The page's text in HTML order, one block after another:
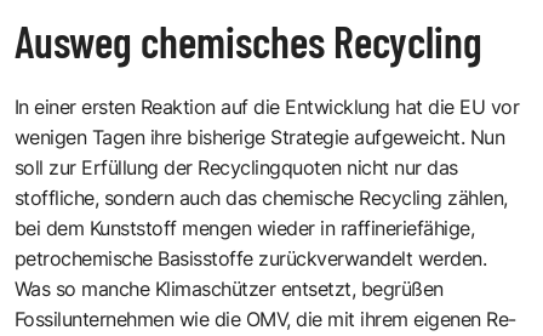
Ausweg chemisches Recycling
In einer ersten Reaktion auf die Entwicklung hat die EU vor
wenigen Tagen ihre bisherige Strategie aufgeweicht. Nun
soll zur Erfüllung der Recyclingquoten nicht nur das
stoffliche, sondern auch das chemische Recycling zählen,
bei dem Kunststoff mengen wieder in raffineriefähige,
petrochemische Basisstoffe zurückverwandelt werden.
Was so manche Klimaschützer entsetzt, begrüßen
Fossilunternehmen wie die OMV, die mit ihrem eigenen Re-